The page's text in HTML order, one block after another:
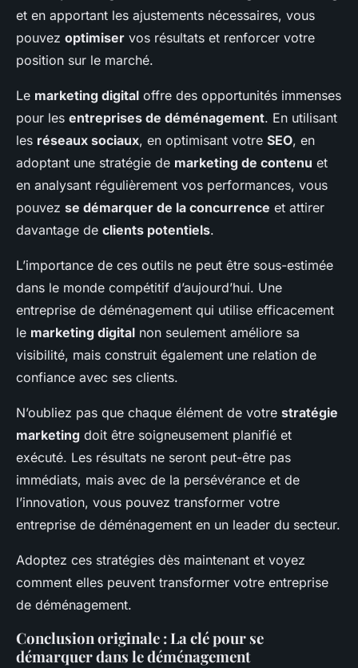
et en apportant les ajustements nécessaires, vous
pouvez optimiser vos résultats et renforcer votre
position sur le marché.
Le marketing digital offre des opportunités immenses
pour les entreprises de déménagement. En utilisant
les réseaux sociaux, en optimisant votre SEO, en
adoptant une stratégie de marketing de contenu et
en analysant régulièrement vos performances, vous
pouvez se démarquer de la concurrence et attirer
davantage de clients potentiels.
L’importance de ces outils ne peut être sous-estimée
dans le monde compétitif d’aujourd’hui. Une
entreprise de déménagement qui utilise efficacement
le marketing digital non seulement améliore sa
visibilité, mais construit également une relation de
confiance avec ses clients.
N’oubliez pas que chaque élément de votre stratégie
marketing doit être soigneusement planifié et
exécuté. Les résultats ne seront peut-être pas
immédiats, mais avec de la persévérance et de
l’innovation, vous pouvez transformer votre
entreprise de déménagement en un leader du secteur.
Adoptez ces stratégies dès maintenant et voyez
comment elles peuvent transformer votre entreprise
de déménagement.
Conclusion originale : La clé pour se
démarquer dans le déménagement